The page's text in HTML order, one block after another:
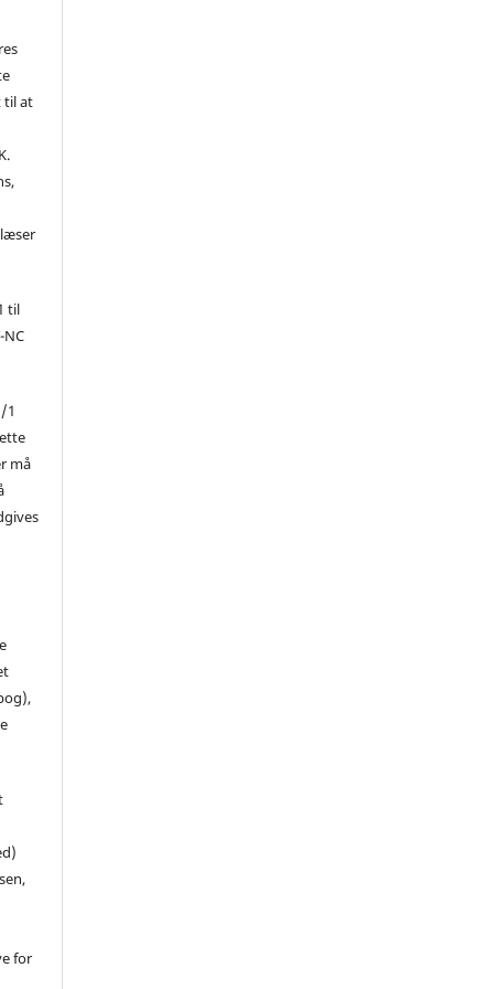
til at
til
NC
1
må
for